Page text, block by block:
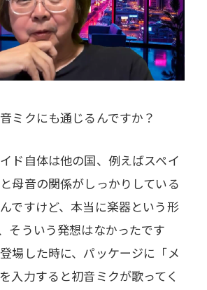
ミクにも通じるんですか？
ド自体は他の国、例えばスペイ
母音の関係がしっかりしている
ですけど、本当に楽器という形
そういう発想はなかったです
場した時に、パッケージに「メ
入力すると初音ミクが歌ってく